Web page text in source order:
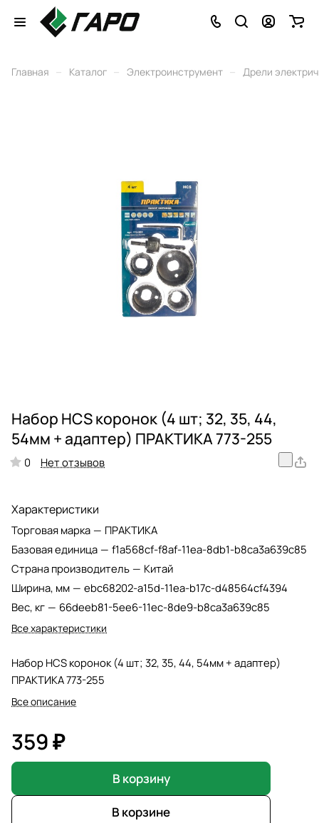
Главная – Каталог – Электроинструмент – Дрели
Набор HCS коронок (4 шт; 32, 35, 44,
54мм + адаптер) ПРАКТИКА 773-255
0 Нет отзывов
Характеристики
Торговая марка — ПРАКТИКА
Базовая единица — f1a568cf-f8af-11ea-8db1-b8ca3a639c85
Страна производитель — Китай
Ширина, мм — ebc68202-a15d-11ea-b17c-d48564cf4394
Вес, кг — 66deeb81-5ee6-11ec-8de9-b8ca3a639c85
Все характеристики
Набор HCS коронок (4 шт; 32, 35, 44, 54мм + адаптер)
ПРАКТИКА 773-255
Все описание
359 ₽
В корзину
В корзине